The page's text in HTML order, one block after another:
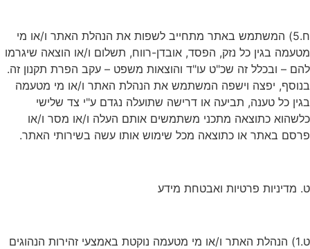
ח.5) המשתמש באתר מתחייב לשפות את הנהלת האתר ו/או מי
מטעמה בגין כל נזק, הפסד, אובדן-רווח, תשלום ו/או הוצאה שיגרמו
להם – ובכלל זה שכ"ט עו"ד והוצאות משפט – עקב הפרת תקנון זה.
בנוסף, יפצה וישפה המשתמש את הנהלת האתר ו/או מי מטעמה
בגין כל טענה, תביעה או דרישה שתועלה נגדם ע"י צד שלישי
כלשהוא כתוצאה מתכני משתמשים אותם העלה ו/או מסר ו/או
פרסם באתר או כתוצאה מכל שימוש אותו עשה בשירותי האתר.
ט. מדיניות פרטיות ואבטחת מידע
ט.1) הנהלת האתר ו/או מי מטעמה נוקטת באמצעי זהירות הנהוגים